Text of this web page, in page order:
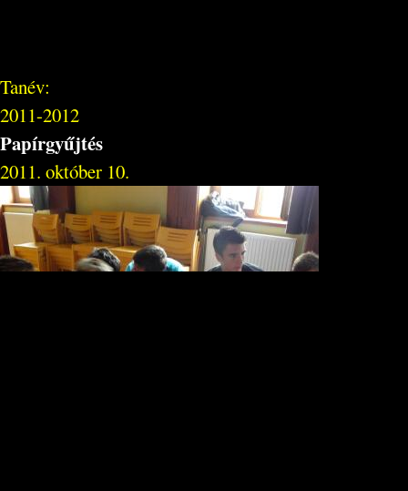
Tanév:
2011-2012
Papírgyűjtés
2011. október 10.